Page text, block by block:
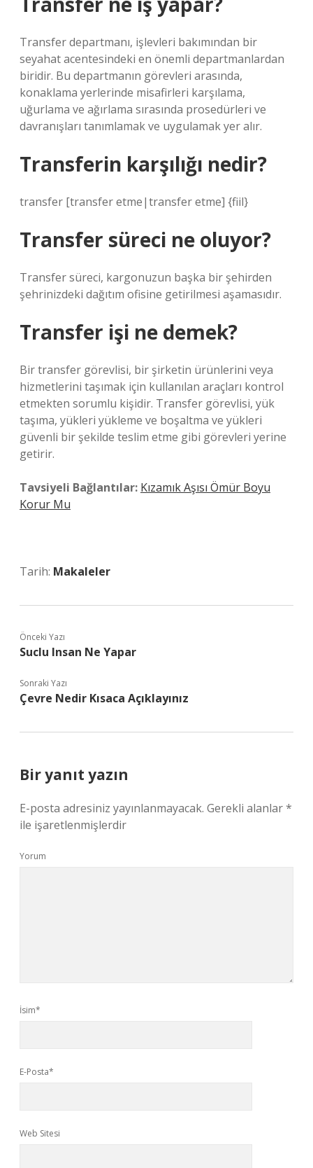
Transfer departmanı, işlevleri bakımından bir
seyahat acentesindeki en önemli departmanlardan
biridir. Bu departmanın görevleri arasında,
konaklama yerlerinde misafirleri karşılama,
uğurlama ve ağırlama sırasında prosedürleri ve
davranışları tanımlamak ve uygulamak yer alır.
Transferin karşılığı nedir?
transfer [transfer etme|transfer etme] {fiil}
Transfer süreci ne oluyor?
Transfer süreci, kargonuzun başka bir şehirden
şehrinizdeki dağıtım ofisine getirilmesi aşamasıdır.
Transfer işi ne demek?
Bir transfer görevlisi, bir şirketin ürünlerini veya
hizmetlerini taşımak için kullanılan araçları kontrol
etmekten sorumlu kişidir. Transfer görevlisi, yük
taşıma, yükleri yükleme ve boşaltma ve yükleri
güvenli bir şekilde teslim etme gibi görevleri yerine
getirir.
Tavsiyeli Bağlantılar: Kızamık Aşısı Ömür Boyu
Korur Mu
Tarih: Makaleler
Önceki Yazı
Suclu Insan Ne Yapar
Sonraki Yazı
Çevre Nedir Kısaca Açıklayınız
Bir yanıt yazın
E-posta adresiniz yayınlanmayacak. Gerekli alanlar*
ile işaretlenmişlerdir
Yorum
İsim*
E-Posta*
Web Sitesi